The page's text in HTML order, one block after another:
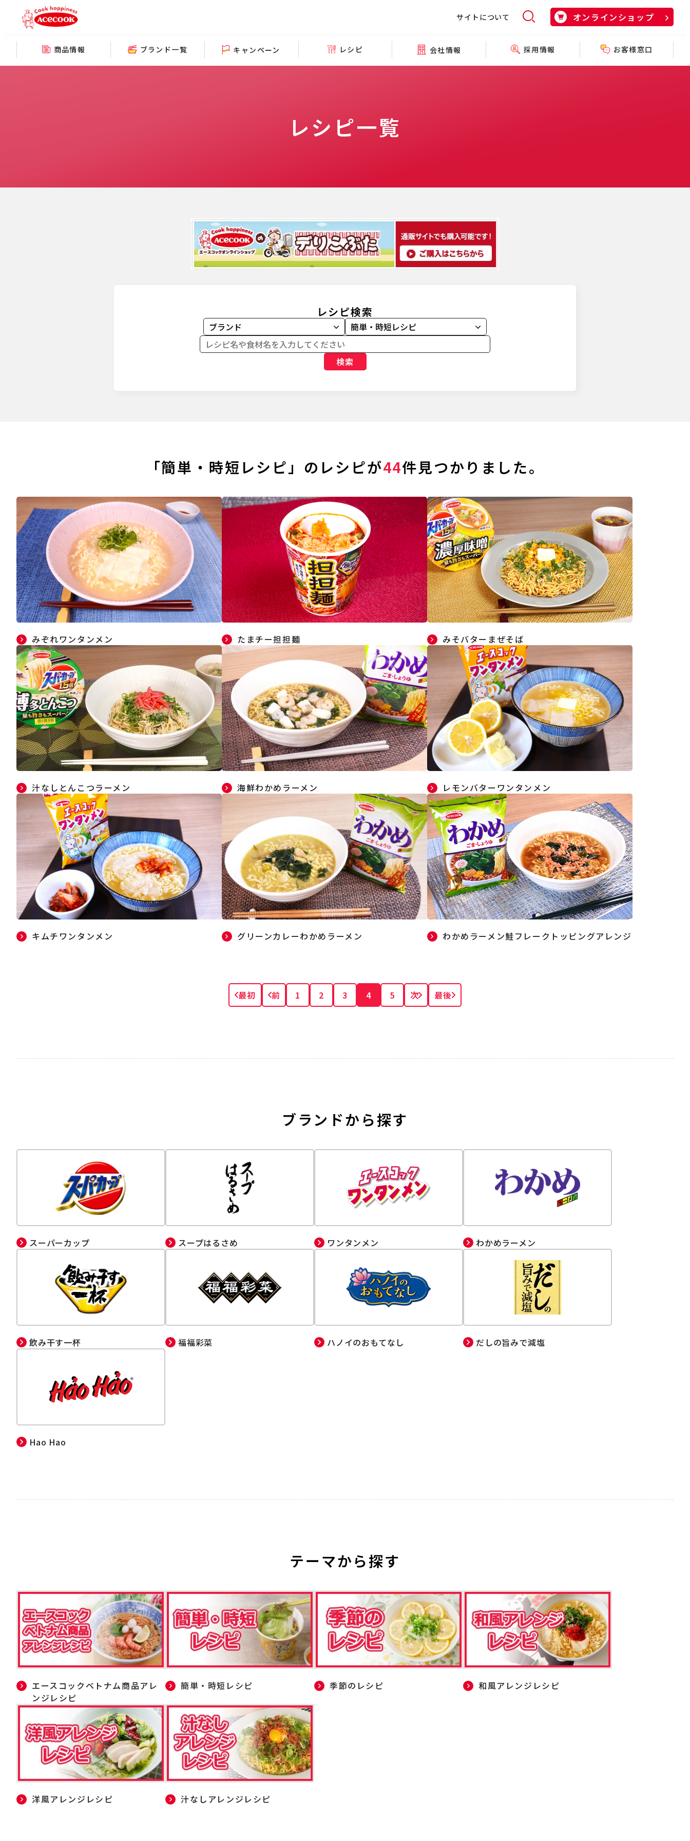
サイトについて オンラインショップ
商品情報 ブランド一覧 キャンペーン レシピ 会社情報 採用情報 お客様窓口
レシピ一覧
レシピ検索
検索
「簡単・時短レシピ」のレシピが44件見つかりました。
みぞれワンタンメン たまチー担担麺 みそバターまぜそば
汁なしとんこつラーメン 海鮮わかめラーメン レモンバターワンタンメン
キムチワンタンメン グリーンカレーわかめラーメン わかめラーメン鮭フレークトッピングアレンジ
最初 前 1 2 3 4 5 次 最後
ブランドから探す
スーパーカップ スープはるさめ ワンタンメン わかめラーメン
飲み干す一杯 福福彩菜 ハノイのおもてなし だしの旨みで減塩
Hao Hao
テーマから探す
エースコックベトナム商品アレ
ンジレシピ
簡単・時短レシピ 季節のレシピ 和風アレンジレシピ
洋風アレンジレシピ 汁なしアレンジレシピ